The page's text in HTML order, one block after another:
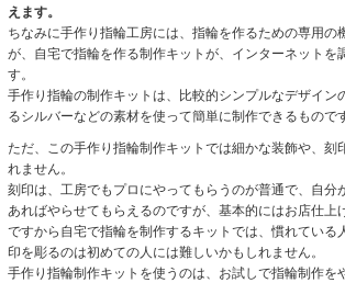
えます。
ちなみに手作り指輪工房には、指輪を作るための専用の
が、自宅で指輪を作る制作キットが、インターネットを
す。
手作り指輪の制作キットは、比較的シンプルなデザイン
るシルバーなどの素材を使って簡単に制作できるもので
ただ、この手作り指輪制作キットでは細かな装飾や、刻
れません。
刻印は、工房でもプロにやってもらうのが普通で、自分
あればやらせてもらえるのですが、基本的にはお店仕上
ですから自宅で指輪を制作するキットでは、慣れている
印を彫るのは初めての人には難しいかもしれません。
手作り指輪制作キットを使うのは、お試しで指輪制作を